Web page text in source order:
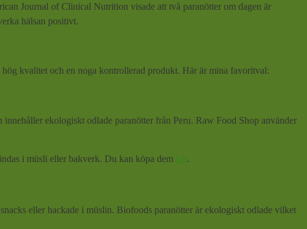
Journal of Clinical Nutrition visade att två paranötter om dagen är
hälsan positivt.
kvalitet och en noga kontrollerad produkt. Här är mina favoritval:
ekologiskt odlade paranötter från Peru. Raw Food Shop använder
i müsli eller bakverk. Du kan köpa dem här.
eller hackade i müslin. Biofoods paranötter är ekologiskt odlade vilket